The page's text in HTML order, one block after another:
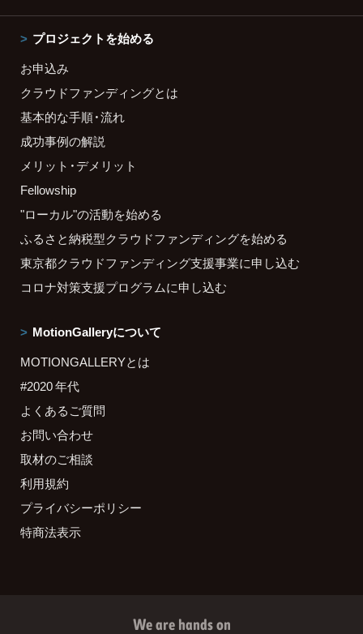
プロジェクトを始める
お申込み
クラウドファンディングとは
基本的な手順・流れ
成功事例の解説
メリット・デメリット
Fellowship
"ローカル"の活動を始める
ふるさと納税型クラウドファンディングを始める
東京都クラウドファンディング支援事業に申し込む
コロナ対策支援プログラムに申し込む
MotionGalleryについて
MOTIONGALLERYとは
#2020 年代
よくあるご質問
お問い合わせ
取材のご相談
利用規約
プライバシーポリシー
特商法表示
We are hands on